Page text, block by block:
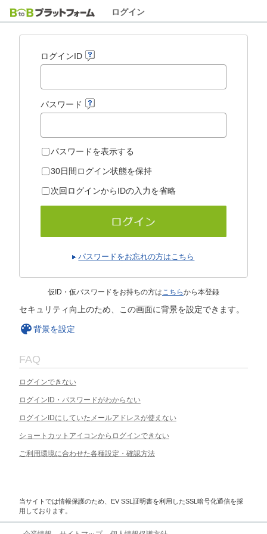
ログイン
ログインID
パスワード
パスワードを表示する
30日間ログイン状態を保持
次回ログインからIDの入力を省略
パスワードをお忘れの方はこちら
仮ID・仮パスワードをお持ちの方はこちらから本登録
セキュリティ向上のため、この画面に背景を設定できます。
背景を設定
FAQ
ログインできない
ログインID・パスワードがわからない
ログインIDにしていたメールアドレスが使えない
ショートカットアイコンからログインできない
ご利用環境に合わせた各種設定・確認方法
当サイトでは情報保護のため、EV SSL証明書を利用したSSL暗号化通信を採
用しております。